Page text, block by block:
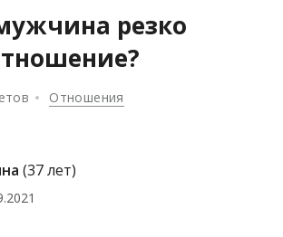
резко
Отношения
(37 лет)